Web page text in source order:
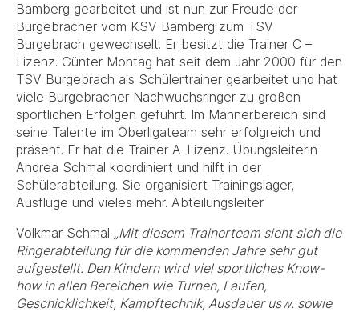
Bamberg gearbeitet und ist nun zur Freude der
Burgebracher vom KSV Bamberg zum TSV
Burgebrach gewechselt. Er besitzt die Trainer C –
Lizenz. Günter Montag hat seit dem Jahr 2000 für den
TSV Burgebrach als Schülertrainer gearbeitet und hat
viele Burgebracher Nachwuchsringer zu großen
sportlichen Erfolgen geführt. Im Männerbereich sind
seine Talente im Oberligateam sehr erfolgreich und
präsent. Er hat die Trainer A-Lizenz. Übungsleiterin
Andrea Schmal koordiniert und hilft in der
Schülerabteilung. Sie organisiert Trainingslager,
Ausflüge und vieles mehr. Abteilungsleiter
Volkmar Schmal „Mit diesem Trainerteam sieht sich die
Ringerabteilung für die kommenden Jahre sehr gut
aufgestellt. Den Kindern wird viel sportliches Know-
how in allen Bereichen wie Turnen, Laufen,
Geschicklichkeit, Kampftechnik, Ausdauer usw. sowie